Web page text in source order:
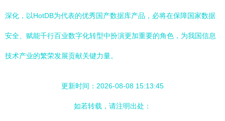
深化，以HotDB为代表的优秀国产数据库产品，必将在保障国家数据
安全、赋能千行百业数字化转型中扮演更加重要的角色，为我国信息
技术产业的繁荣发展贡献关键力量。
更新时间：2026-08-08 15:13:45
如若转载，请注明出处：